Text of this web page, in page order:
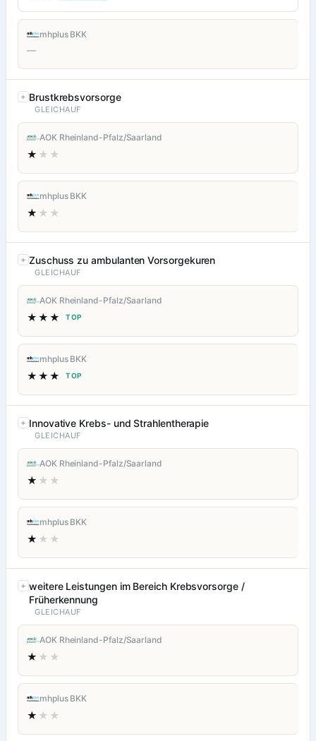
mhplus BKK
—
Brustkrebsvorsorge
GLEICHAUF
AOK Rheinland-Pfalz/Saarland
★ ★★
mhplus BKK
★ ★★
Zuschuss zu ambulanten Vorsorgekuren
GLEICHAUF
AOK Rheinland-Pfalz/Saarland
★★★ TOP
mhplus BKK
★★★ TOP
Innovative Krebs- und Strahlentherapie
GLEICHAUF
AOK Rheinland-Pfalz/Saarland
★ ★★
mhplus BKK
★ ★★
weitere Leistungen im Bereich Krebsvorsorge /
Früherkennung
GLEICHAUF
AOK Rheinland-Pfalz/Saarland
★ ★★
mhplus BKK
★ ★★